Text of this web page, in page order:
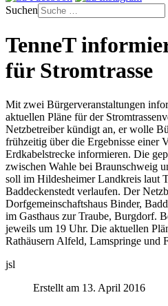
Suchen
TenneT
für Stromtrasse
Mit zwei Bürgerveranstaltungen
aktuellen Pläne für der
Netzbetreiber kündigt an, er wolle
frühzeitig über die Ergebnisse einer
Erdkabelstrecke informieren. Die
zwischen Wahle bei Braunschweig
soll im Hildesheimer Landkreis laut
Baddeckenstedt verlaufen. Der
Dorfgemeinschaftshaus Binder,
im Gasthaus zur Traube, Burgdorf.
jeweils um 19 Uhr. Die aktuellen
Rathäusern Alfeld, Lamspringe und
jsl
Erstellt am 13. April 2016